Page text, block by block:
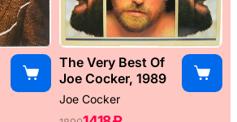
The Very Best Of
Joe Cocker, 1989
Joe Cocker